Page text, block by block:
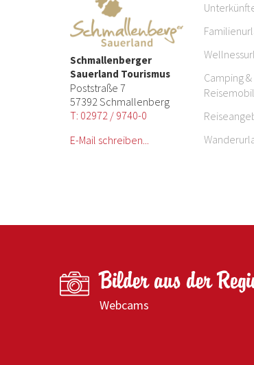
Schmallenberger
Sauerland Tourismus
Poststraße 7
57392 Schmallenberg
T: 02972 / 9740-0
E-Mail schreiben...
Camping &
Bilder aus der
Webcams